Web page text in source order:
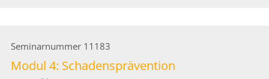
Seminarnummer 11183
Modul 4: Schadensprävention